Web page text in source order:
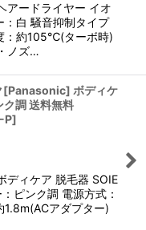
アードライヤー イオ
：白 騒音抑制タイプ
：約105℃(ターボ時)
ノズ…
[Panasonic] ボディケ
ク調 送料無料
P]
ディケア 脱毛器 SOIE
ピンク調 電源方式：
アダプター)